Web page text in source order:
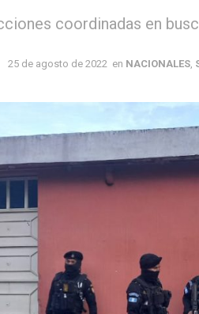
coordinadas en
25 de agosto de 2022 en NACIONALES